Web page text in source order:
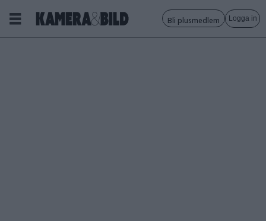
Bli plusmedlem Logga in